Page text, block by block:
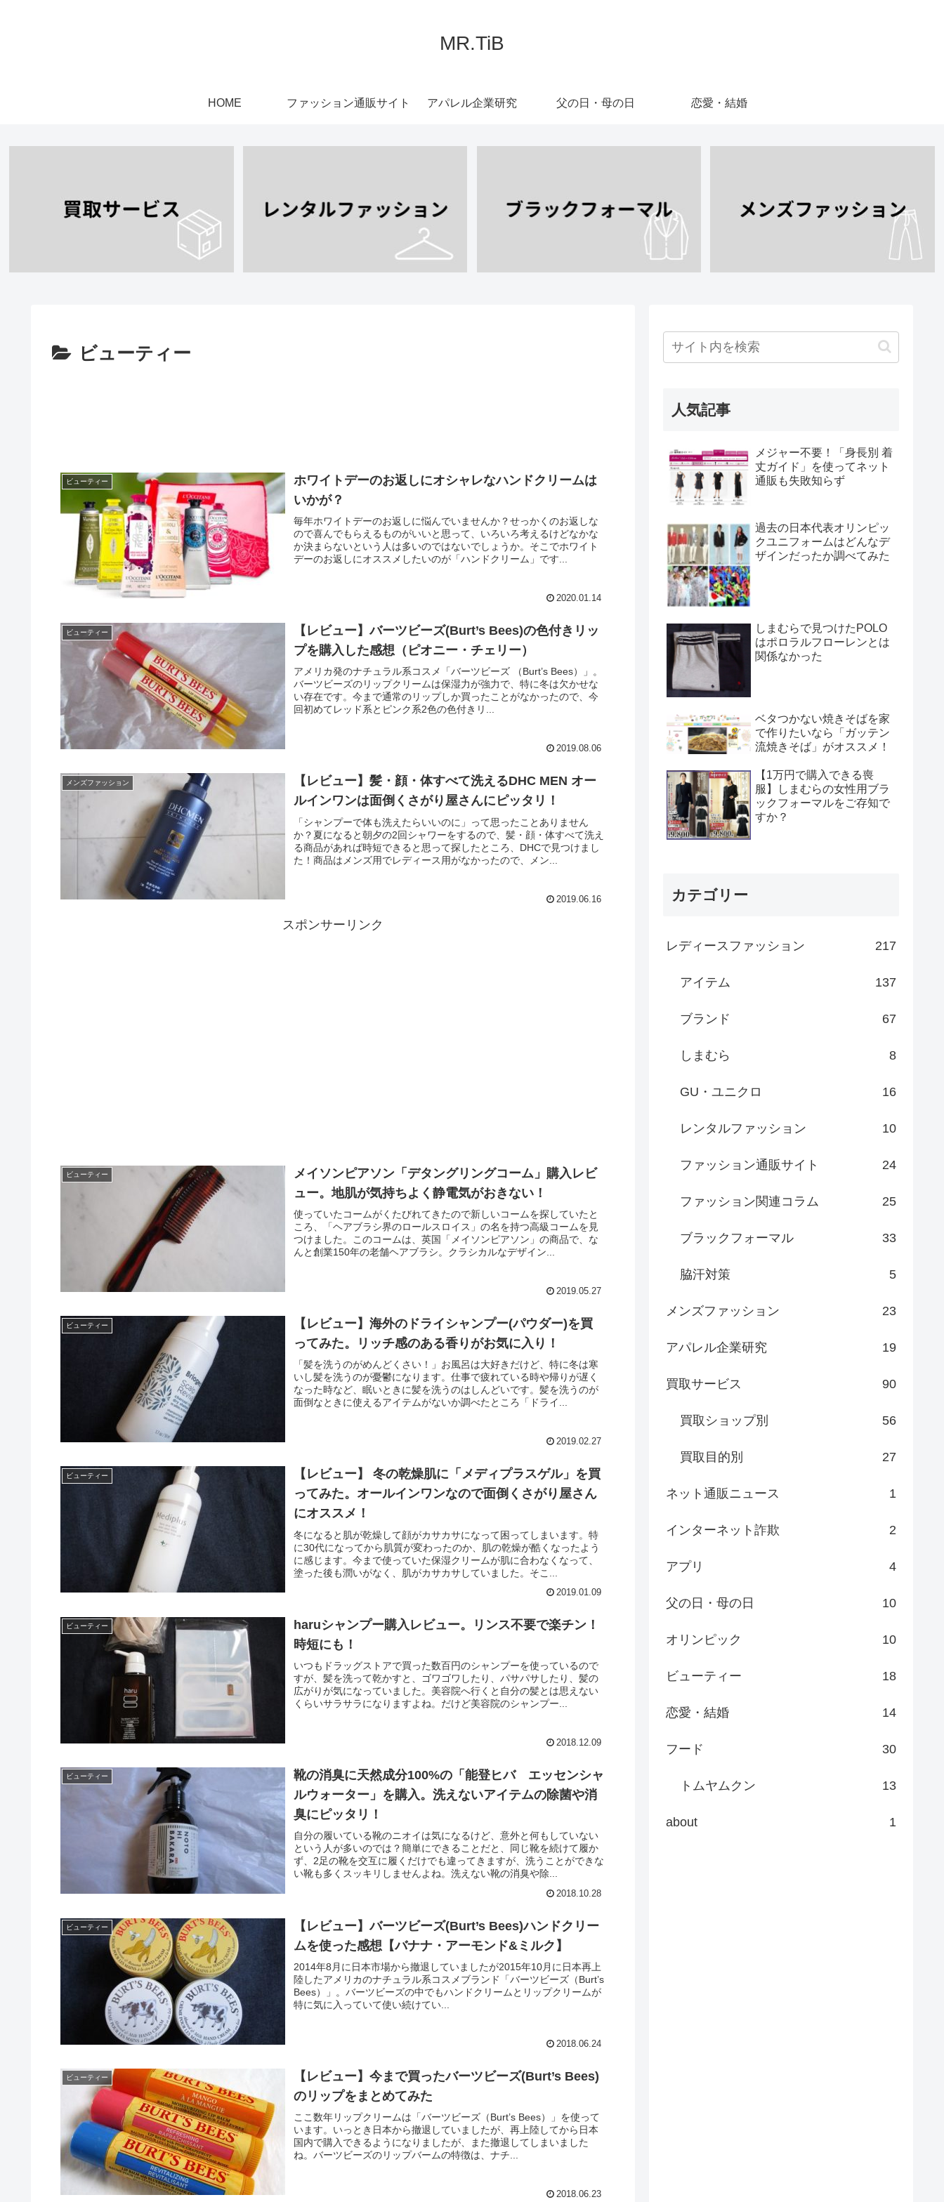
MR.TiB
HOME ファッション通販サイト アパレル企業研究 父の日・母の日 恋愛・結婚
ビューティー
ビューティー
ホワイトデーのお返しにオシャレなハンドクリームは
いかが？
毎年ホワイトデーのお返しに悩んでいませんか？せっかくのお返しな
ので喜んでもらえるものがいいと思って、いろいろ考えるけどなかな
か決まらないという人は多いのではないでしょうか。そこでホワイト
デーのお返しにオススメしたいのが「ハンドクリーム」です...
2020.01.14
ビューティー
【レビュー】バーツビーズ(Burt’s Bees)の色付きリッ
プを購入した感想（ピオニー・チェリー）
アメリカ発のナチュラル系コスメ「バーツビーズ （Burt’s Bees）」。
バーツビーズのリップクリームは保湿力が強力で、特に冬は欠かせな
い存在です。今まで通常のリップしか買ったことがなかったので、今
回初めてレッド系とピンク系2色の色付きリ...
2019.08.06
メンズファッション
【レビュー】髪・顔・体すべて洗えるDHC MEN オー
ルインワンは面倒くさがり屋さんにピッタリ！
「シャンプーで体も洗えたらいいのに」って思ったことありません
か？夏になると朝夕の2回シャワーをするので、髪・顔・体すべて洗え
る商品があれば時短できると思って探したところ、DHCで見つけまし
た！商品はメンズ用でレディース用がなかったので、メン...
2019.06.16
スポンサーリンク
ビューティー
メイソンピアソン「デタングリングコーム」購入レビ
ュー。地肌が気持ちよく静電気がおきない！
使っていたコームがくたびれてきたので新しいコームを探していたと
ころ、「ヘアブラシ界のロールスロイス」の名を持つ高級コームを見
つけました。このコームは、英国「メイソンピアソン」の商品で、な
んと創業150年の老舗ヘアブラシ。クラシカルなデザイン...
2019.05.27
ビューティー
【レビュー】海外のドライシャンプー(パウダー)を買
ってみた。リッチ感のある香りがお気に入り！
「髪を洗うのがめんどくさい！」お風呂は大好きだけど、特に冬は寒
いし髪を洗うのが憂鬱になります。仕事で疲れている時や帰りが遅く
なった時など、眠いときに髪を洗うのはしんどいです。髪を洗うのが
面倒なときに使えるアイテムがないか調べたところ「ドライ...
2019.02.27
ビューティー
【レビュー】 冬の乾燥肌に「メディプラスゲル」を買
ってみた。オールインワンなので面倒くさがり屋さん
にオススメ！
冬になると肌が乾燥して顔がカサカサになって困ってしまいます。特
に30代になってから肌質が変わったのか、肌の乾燥が酷くなったよう
に感じます。今まで使っていた保湿クリームが肌に合わなくなって、
塗った後も潤いがなく、肌がカサカサしていました。そこ...
2019.01.09
ビューティー
haruシャンプー購入レビュー。リンス不要で楽チン！
時短にも！
いつもドラッグストアで買った数百円のシャンプーを使っているので
すが、髪を洗って乾かすと、ゴワゴワしたり、パサパサしたり、髪の
広がりが気になっていました。美容院へ行くと自分の髪とは思えない
くらいサラサラになりますよね。だけど美容院のシャンプー...
2018.12.09
ビューティー
靴の消臭に天然成分100%の「能登ヒバ エッセンシャ
ルウォーター」を購入。洗えないアイテムの除菌や消
臭にピッタリ！
自分の履いている靴のニオイは気になるけど、意外と何もしていない
という人が多いのでは？簡単にできることだと、同じ靴を続けて履か
ず、2足の靴を交互に履くだけでも違ってきますが、洗うことができな
い靴も多くスッキリしませんよね。洗えない靴の消臭や除...
2018.10.28
ビューティー
【レビュー】バーツビーズ(Burt’s Bees)ハンドクリー
ムを使った感想【バナナ・アーモンド&ミルク】
2014年8月に日本市場から撤退していましたが2015年10月に日本再上
陸したアメリカのナチュラル系コスメブランド「バーツビーズ（Burt’s
Bees）」。バーツビーズの中でもハンドクリームとリップクリームが
特に気に入っていて使い続けてい...
2018.06.24
ビューティー
【レビュー】今まで買ったバーツビーズ(Burt’s Bees)
のリップをまとめてみた
ここ数年リップクリームは「バーツビーズ（Burt’s Bees）」を使って
います。いっとき日本から撤退していましたが、再上陸してから日本
国内で購入できるようになりましたが、また撤退してしまいました
ね。バーツビーズのリップバームの特徴は、ナチ...
2018.06.23
人気記事
メジャー不要！「身長別 着
丈ガイド」を使ってネット
通販も失敗知らず
過去の日本代表オリンピッ
クユニフォームはどんなデ
ザインだったか調べてみた
しまむらで見つけたPOLO
はポロラルフローレンとは
関係なかった
ベタつかない焼きそばを家
で作りたいなら「ガッテン
流焼きそば」がオススメ！
【1万円で購入できる喪
服】しまむらの女性用ブラ
ックフォーマルをご存知で
すか？
カテゴリー
レディースファッション 217
アイテム 137
ブランド 67
しまむら 8
GU・ユニクロ 16
レンタルファッション 10
ファッション通販サイト 24
ファッション関連コラム 25
ブラックフォーマル 33
脇汗対策 5
メンズファッション 23
アパレル企業研究 19
買取サービス 90
買取ショップ別 56
買取目的別 27
ネット通販ニュース 1
インターネット詐欺 2
アプリ 4
父の日・母の日 10
オリンピック 10
ビューティー 18
恋愛・結婚 14
フード 30
トムヤムクン 13
about 1